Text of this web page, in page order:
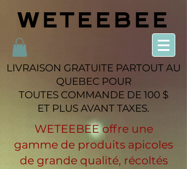
LIVRAISON GRATUITE PARTOUT AU
QUEBEC POUR
TOUTES COMMANDE DE 100 $
ET PLUS AVANT TAXES.
WETEEBEE offre une
gamme de produits apicoles
de grande qualité, récoltés